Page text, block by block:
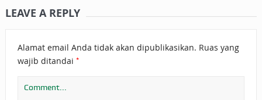
LEAVE A REPLY
Alamat email Anda tidak akan dipublikasikan. Ruas yang
wajib ditandai *